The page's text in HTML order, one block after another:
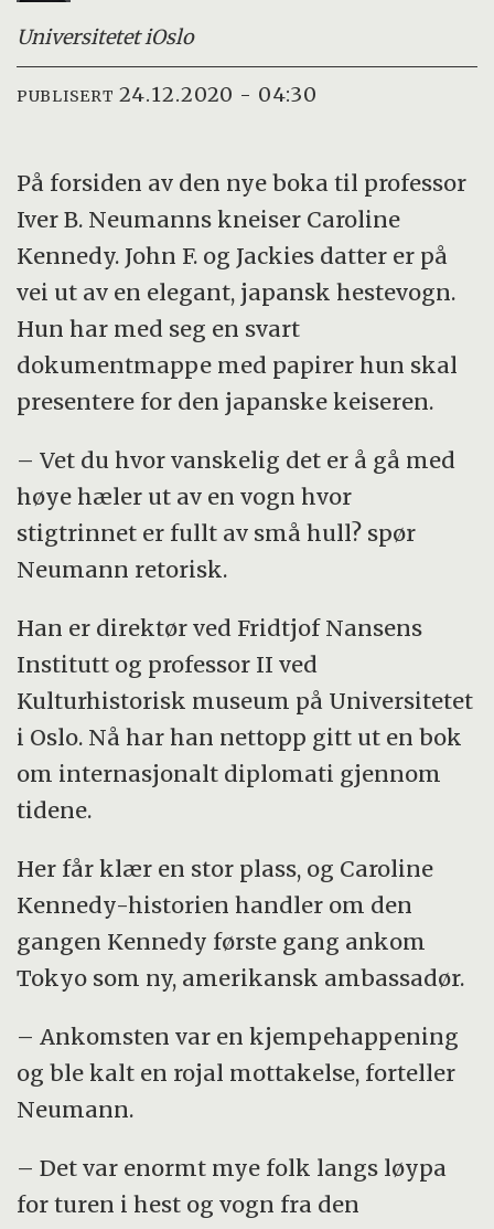
Universitetet iOslo
PUBLISERT 24.12.2020 - 04:30
På forsiden av den nye boka til professor
Iver B. Neumanns kneiser Caroline
Kennedy. John F. og Jackies datter er på
vei ut av en elegant, japansk hestevogn.
Hun har med seg en svart
dokumentmappe med papirer hun skal
presentere for den japanske keiseren.
– Vet du hvor vanskelig det er å gå med
høye hæler ut av en vogn hvor
stigtrinnet er fullt av små hull? spør
Neumann retorisk.
Han er direktør ved Fridtjof Nansens
Institutt og professor II ved
Kulturhistorisk museum på Universitetet
i Oslo. Nå har han nettopp gitt ut en bok
om internasjonalt diplomati gjennom
tidene.
Her får klær en stor plass, og Caroline
Kennedy-historien handler om den
gangen Kennedy første gang ankom
Tokyo som ny, amerikansk ambassadør.
– Ankomsten var en kjempehappening
og ble kalt en rojal mottakelse, forteller
Neumann.
– Det var enormt mye folk langs løypa
for turen i hest og vogn fra den